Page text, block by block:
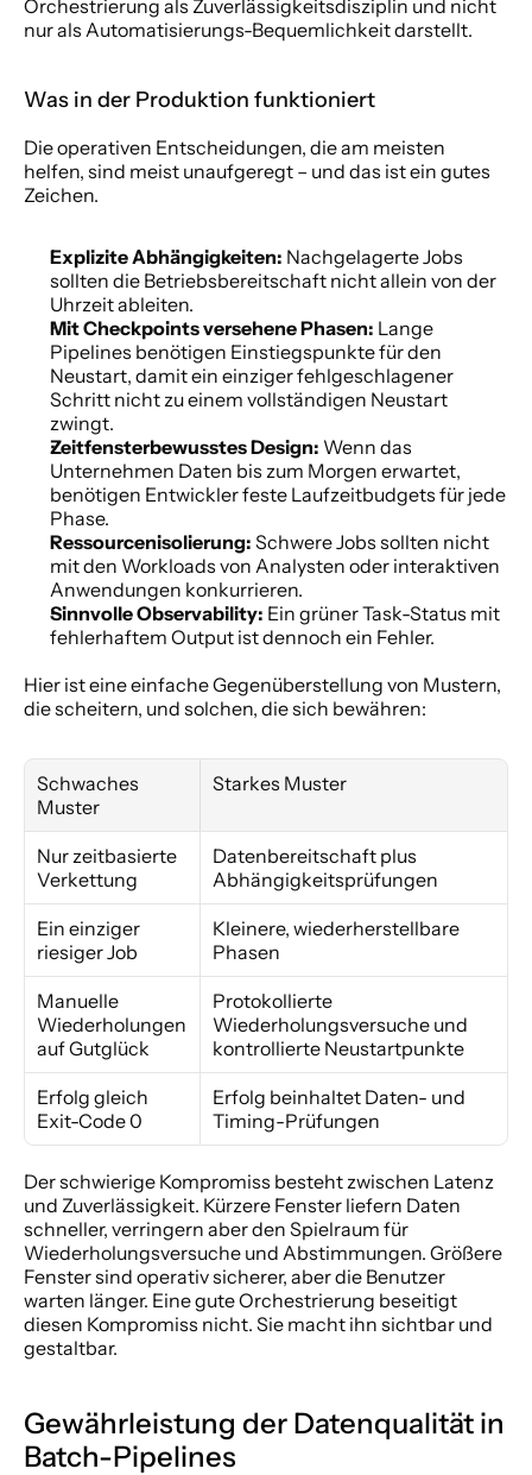
Orchestrierung als Zuverlässigkeitsdisziplin und nicht
nur als Automatisierungs-Bequemlichkeit darstellt.
Was in der Produktion funktioniert
Die operativen Entscheidungen, die am meisten
helfen, sind meist unaufgeregt – und das ist ein gutes
Zeichen.
Explizite Abhängigkeiten: Nachgelagerte Jobs
sollten die Betriebsbereitschaft nicht allein von der
Uhrzeit ableiten.
Mit Checkpoints versehene Phasen: Lange
Pipelines benötigen Einstiegspunkte für den
Neustart, damit ein einziger fehlgeschlagener
Schritt nicht zu einem vollständigen Neustart
zwingt.
Zeitfensterbewusstes Design: Wenn das
Unternehmen Daten bis zum Morgen erwartet,
benötigen Entwickler feste Laufzeitbudgets für jede
Phase.
Ressourcenisolierung: Schwere Jobs sollten nicht
mit den Workloads von Analysten oder interaktiven
Anwendungen konkurrieren.
Sinnvolle Observability: Ein grüner Task-Status mit
fehlerhaftem Output ist dennoch ein Fehler.
Hier ist eine einfache Gegenüberstellung von Mustern,
die scheitern, und solchen, die sich bewähren:
Schwaches
Muster
Starkes Muster
Nur zeitbasierte
Verkettung
Datenbereitschaft plus
Abhängigkeitsprüfungen
Ein einziger
riesiger Job
Kleinere, wiederherstellbare
Phasen
Manuelle
Wiederholungen
auf Gutglück
Protokollierte
Wiederholungsversuche und
kontrollierte Neustartpunkte
Erfolg gleich
Exit-Code 0
Erfolg beinhaltet Daten- und
Timing-Prüfungen
Der schwierige Kompromiss besteht zwischen Latenz
und Zuverlässigkeit. Kürzere Fenster liefern Daten
schneller, verringern aber den Spielraum für
Wiederholungsversuche und Abstimmungen. Größere
Fenster sind operativ sicherer, aber die Benutzer
warten länger. Eine gute Orchestrierung beseitigt
diesen Kompromiss nicht. Sie macht ihn sichtbar und
gestaltbar.
Gewährleistung der Datenqualität in
Batch-Pipelines